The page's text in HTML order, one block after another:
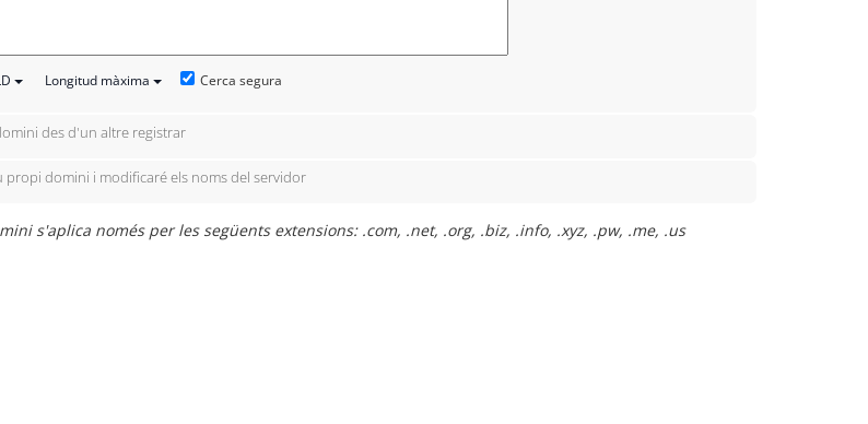
Longitud màxima Cerca segura
des d'un altre registrar
propi domini i modificaré els noms del servidor
s'aplica només per les següents extensions: .com, .net, .org, .biz, .info, .xyz, .pw, .me, .us